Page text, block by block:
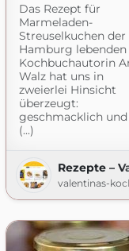
Das Rezept für
Marmeladen-
Streuselkuchen der
Hamburg lebenden
Kochbuchautorin
Walz hat uns in
zweierlei Hinsicht
überzeugt:
geschmacklich und
(...)
Rezepte –
valentinas-